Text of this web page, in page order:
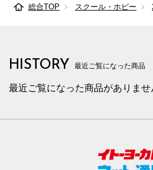
総合TOP スクール・ホビー
HISTORY 最近ご覧になった商品
最近ご覧になった商品がありませ